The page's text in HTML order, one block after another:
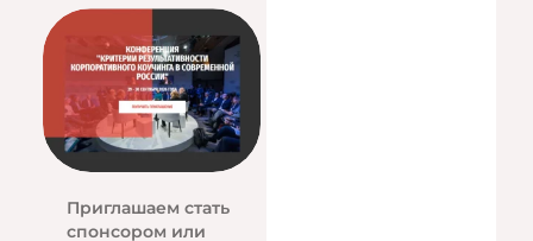
Приглашаем стать
спонсором или